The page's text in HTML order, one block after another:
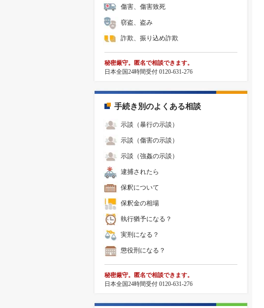
傷害、傷害致死
窃盗、盗み
詐欺、振り込め詐欺
秘密厳守。匿名で相談できます。
日本全国24時間受付 0120-631-276
手続き別のよくある相談
示談（暴行の示談）
示談（傷害の示談）
示談（強姦の示談）
逮捕されたら
保釈について
保釈金の相場
執行猶予になる？
実刑になる？
懲役刑になる？
秘密厳守。匿名で相談できます。
日本全国24時間受付 0120-631-276